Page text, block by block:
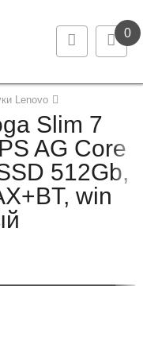
0
Lenovo
Slim 7
AG Core
512Gb,
win